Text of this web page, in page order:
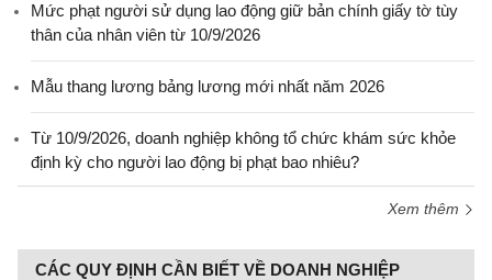
Mức phạt người sử dụng lao động giữ bản chính giấy tờ tùy
thân của nhân viên từ 10/9/2026
Mẫu thang lương bảng lương mới nhất năm 2026
Từ 10/9/2026, doanh nghiệp không tổ chức khám sức khỏe
định kỳ cho người lao động bị phạt bao nhiêu?
Xem thêm
CÁC QUY ĐỊNH CẦN BIẾT VỀ DOANH NGHIỆP